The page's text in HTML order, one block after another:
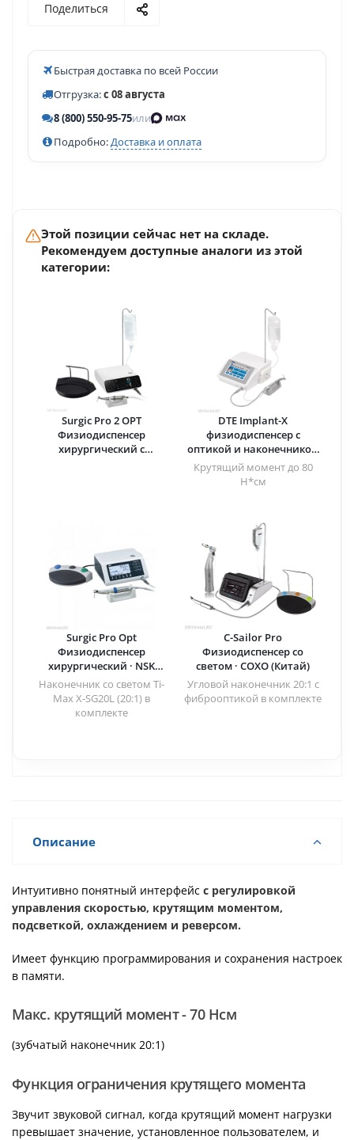
Поделиться
Быстрая доставка по всей России
Отгрузка:с 08 августа
8 (800) 550-95-75или
Подробно:Доставка и оплата
Этой позиции сейчас нет на складе.
Рекомендуем доступные аналоги из этой
категории:
Surgic Pro 2 OPT
Физиодиспенсер
хирургический с
DTE Implant-X
физиодиспенсер с
оптикой и наконечником
20:1 · Woodpecker (Китай)
Крутящий момент до 80
Н*см
Surgic Pro Opt
Физиодиспенсер
хирургический · NSK
Nakanishi (Япония)
Наконечник со светом Ti-
Max X-SG20L (20:1) в
комплекте
C-Sailor Pro
Физиодиспенсер со
светом · COXO (Китай)
Угловой наконечник 20:1 с
фиброоптикой в комплекте
Описание
Интуитивно понятный интерфейс с регулировкой
управления скоростью, крутящим моментом,
подсветкой, охлаждением и реверсом.
Имеет функцию программирования и сохранения настроек
в памяти.
Макс. крутящий момент - 70 Нсм
(зубчатый наконечник 20:1)
Функция ограничения крутящего момента
Звучит звуковой сигнал, когда крутящий момент нагрузки
превышает значение, установленное пользователем, и